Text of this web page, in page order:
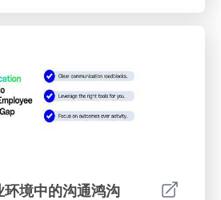
科学益处及其对身心健康的积
起踏上修炼正念的旅程，过上
境中的沟通鸿沟